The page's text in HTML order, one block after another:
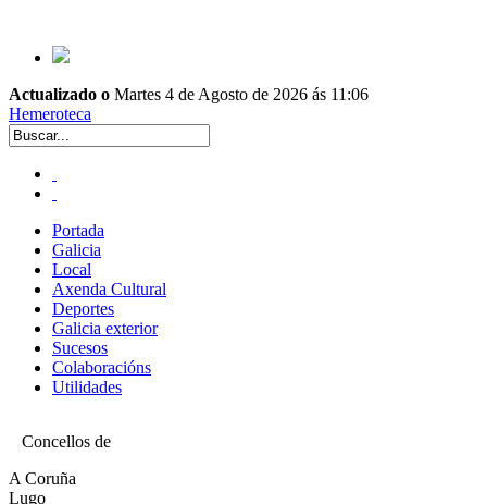
Actualizado o Martes 4 de Agosto de 2026 ás 11:06
Hemeroteca
Portada
Galicia
Local
Axenda Cultural
Deportes
Galicia exterior
Sucesos
Colaboracións
Utilidades
Concellos de
A Coruña
Lugo